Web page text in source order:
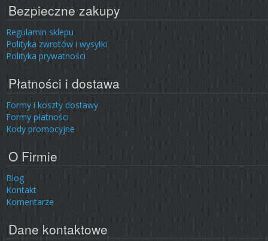
Bezpieczne zakupy
Regulamin sklepu
Polityka zwrotów i wysyłki
Polityka prywatności
Płatności i dostawa
Formy i koszty dostawy
Formy płatności
Kody promocyjne
O Firmie
Blog
Kontakt
Komentarze
Dane kontaktowe